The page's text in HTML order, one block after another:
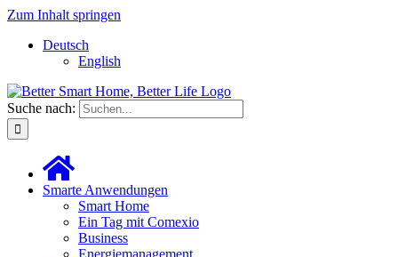
Zum Inhalt springen
Deutsch
English
Suche nach:
Smarte Anwendungen
Smart Home
Ein Tag mit Comexio
Business
Energiemanagement